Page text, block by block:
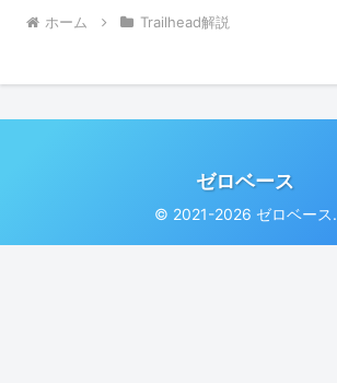
ホーム Trailhead解説
ゼロベース
© 2021-2026 ゼロベース.